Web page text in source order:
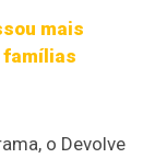
mais
famílias
o Devolve